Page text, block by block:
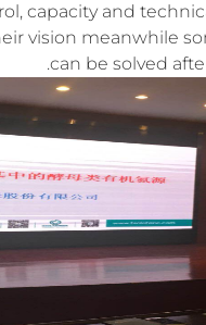
capacity and
vision meanwhile
can be solved